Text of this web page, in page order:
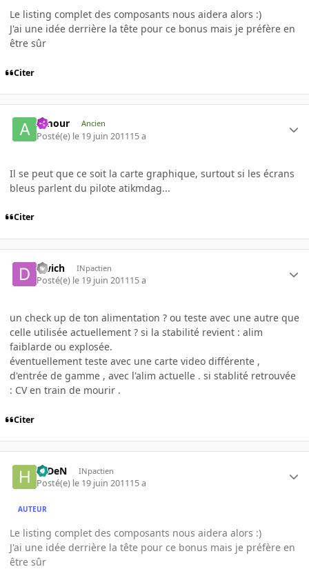
Le listing complet des composants nous aidera alors :)
J'ai une idée derrière la tête pour ce bonus mais je préfère en
être sûr
Citer
Amour Ancien
Posté(e) le 19 juin 201115 a
Il se peut que ce soit la carte graphique, surtout si les écrans
bleus parlent du pilote atikmdag...
Citer
dwich INpactien
Posté(e) le 19 juin 201115 a
un check up de ton alimentation ? ou teste avec une autre que
celle utilisée actuellement ? si la stabilité revient : alim
faiblarde ou explosée.
éventuellement teste avec une carte video différente ,
d'entrée de gamme , avec l'alim actuelle . si stablité retrouvée
: CV en train de mourir .
Citer
HiDeN INpactien
Posté(e) le 19 juin 201115 a
AUTEUR
Le listing complet des composants nous aidera alors :)
J'ai une idée derrière la tête pour ce bonus mais je préfère en
être sûr